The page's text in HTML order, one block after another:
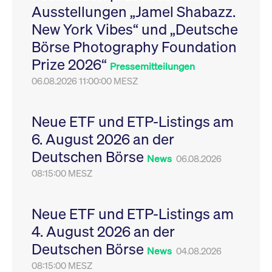
Ausstellungen „Jamel Shabazz.
New York Vibes“ und „Deutsche
Börse Photography Foundation
Prize 2026“ Pressemitteilungen
06.08.2026 11:00:00 MESZ
Neue ETF und ETP-Listings am
6. August 2026 an der
Deutschen Börse News 06.08.2026
08:15:00 MESZ
Neue ETF und ETP-Listings am
4. August 2026 an der
Deutschen Börse News 04.08.2026
08:15:00 MESZ
Leistung der Website
zu messen. Es handelt
sich um ein Muster-
Cookie, bei dem auf
das Präfix _pk_ses
eine kurze Reihe von
VISITOR_PRIVACY_METADATA
YouTube
.youtube.com
6
Monate
Dieses Cookie dient
Speicherung der
Einwilligungs- und
des Nutzers für ihre
Interaktion mit der
Sitzungen geehrt